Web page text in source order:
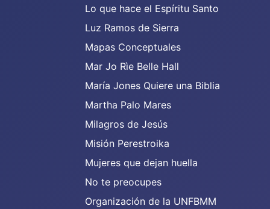
Lo que hace el Espíritu Santo
Luz Ramos de Sierra
Mapas Conceptuales
Mar Jo Rìe Belle Hall
María Jones Quiere una Biblia
Martha Palo Mares
Milagros de Jesús
Misión Perestroika
Mujeres que dejan huella
No te preocupes
Organización de la UNFBMM